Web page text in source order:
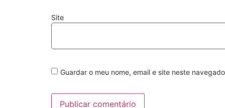
Site
Guardar o meu nome, email e site neste